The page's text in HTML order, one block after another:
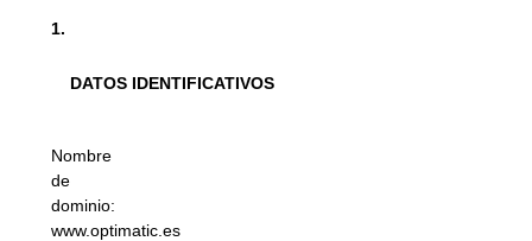
DATOS IDENTIFICATIVOS
Nombre
de
dominio:
www.optimatic.es